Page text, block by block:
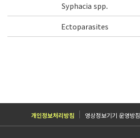
Syphacia spp.
Ectoparasites
개인정보처리방침 영상정보기기 운영방침